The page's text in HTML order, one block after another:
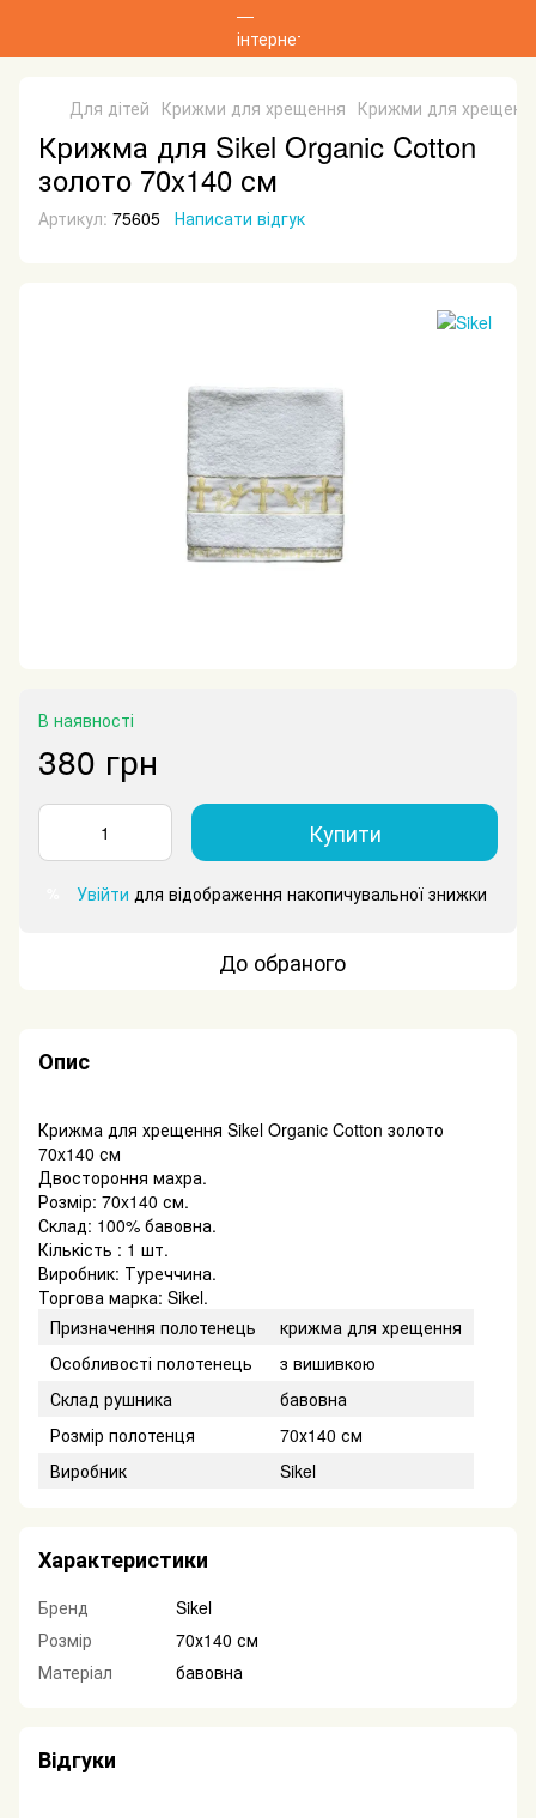
Для дітей Крижми для хрещення Крижми для
Крижма для Sikel Organic Cotton
золото 70x140 см
Артикул: 75605 Написати відгук
В наявності
380 грн
Купити
Увійти для відображення накопичувальної знижки
До обраного
Опис
Крижма для хрещення Sikel Organic Cotton золото
70x140 см
Двостороння махра.
Розмір: 70x140 см.
Склад: 100% бавовна.
Кількість : 1 шт.
Виробник: Туреччина.
Торгова марка: Sikel.
Призначення полотенець
крижма для хрещення
Особливості полотенець
з вишивкою
Склад рушника
бавовна
Розмір полотенця
70х140 см
Виробник
Sikel
Характеристики
Бренд
Sikel
Розмір
70х140 см
Матеріал
бавовна
Відгуки